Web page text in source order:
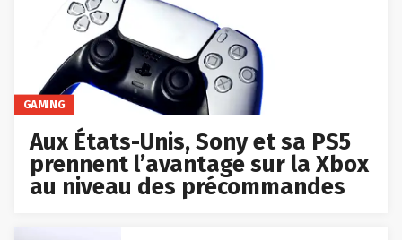
GAMING
Aux États-Unis, Sony et sa PS5
prennent l’avantage sur la Xbox
au niveau des précommandes